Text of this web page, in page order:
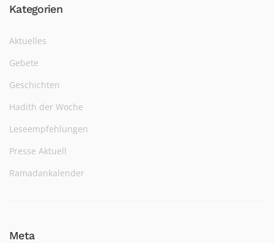
Kategorien
Aktuelles
Gebete
Geschichten
Hadith der Woche
Leseempfehlungen
Presse Aktuell
Ramadankalender
Meta